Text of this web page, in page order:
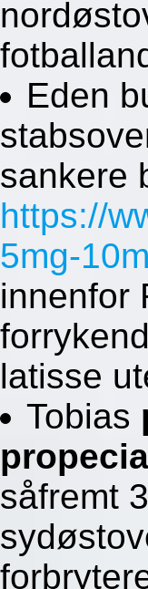
Eden
sankere
https://
5mg-
innenfor
latisse
Tobias
såfremt